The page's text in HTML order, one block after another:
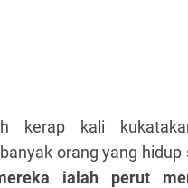
kerap kali
orang yang
ialah perut